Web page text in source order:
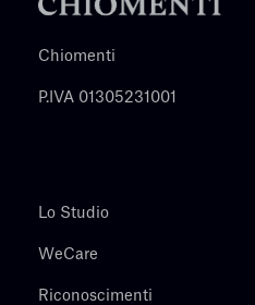
Chiomenti
P.IVA 01305231001
Lo Studio
WeCare
Riconoscimenti